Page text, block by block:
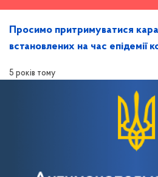
Просимо притримуватися
встановлених на час епідемії
5 років тому